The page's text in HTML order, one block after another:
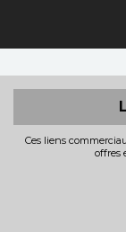
Ces liens
offres